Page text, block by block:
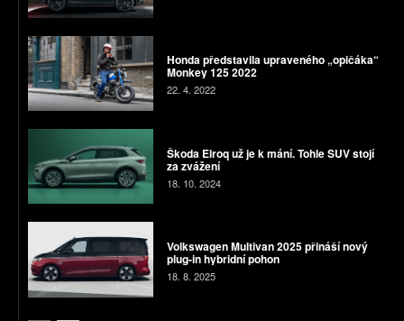
Honda představila upraveného „opičáka“
Monkey 125 2022
22. 4. 2022
Škoda Elroq už je k mání. Tohle SUV stojí
za zvážení
18. 10. 2024
Volkswagen Multivan 2025 přináší nový
plug-in hybridní pohon
18. 8. 2025